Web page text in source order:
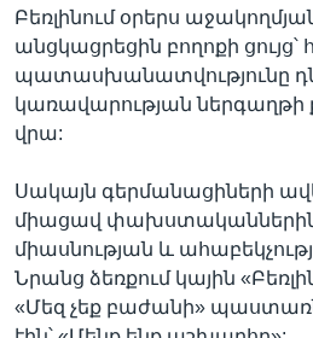
Բեռլինում օրերս
անցկացրեցին բողոքի
պատասխանատվությունը
կառավարության
վրա:
Սակայն գերմանացիների
միացավ փախստականներին
միասնության և
Նրանց ձեռքում կային
«Մեզ չեք բաժանի»